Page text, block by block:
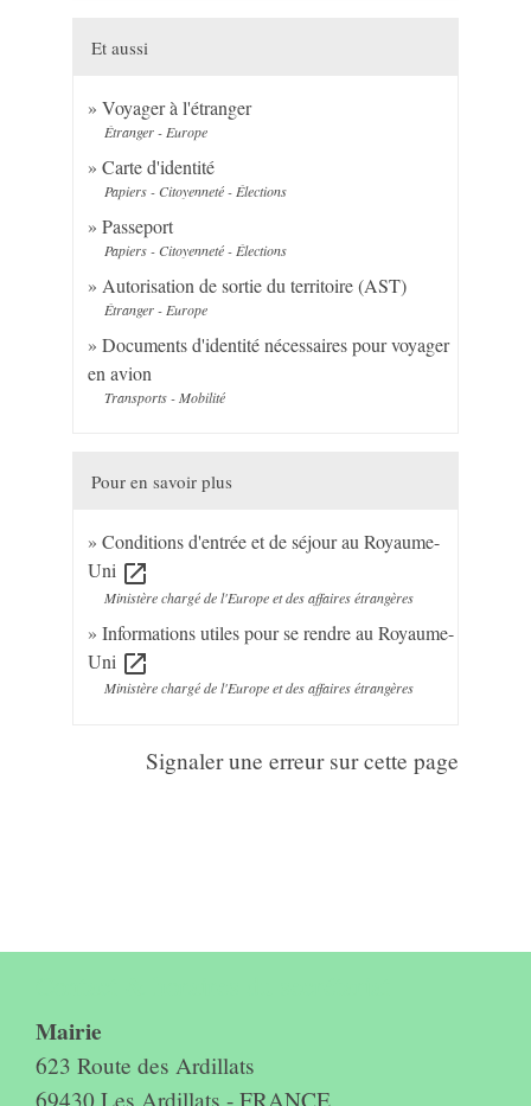
Et aussi
Voyager à l'étranger
Étranger - Europe
Carte d'identité
Papiers - Citoyenneté - Élections
Passeport
Papiers - Citoyenneté - Élections
Autorisation de sortie du territoire (AST)
Étranger - Europe
Documents d'identité nécessaires pour voyager
en avion
Transports - Mobilité
Pour en savoir plus
Conditions d'entrée et de séjour au Royaume-
Uni open_in_new
Ministère chargé de l'Europe et des affaires étrangères
Informations utiles pour se rendre au Royaume-
Uni open_in_new
Ministère chargé de l'Europe et des affaires étrangères
Signaler une erreur sur cette page
Mairie
623 Route des Ardillats
69430 Les Ardillats - FRANCE